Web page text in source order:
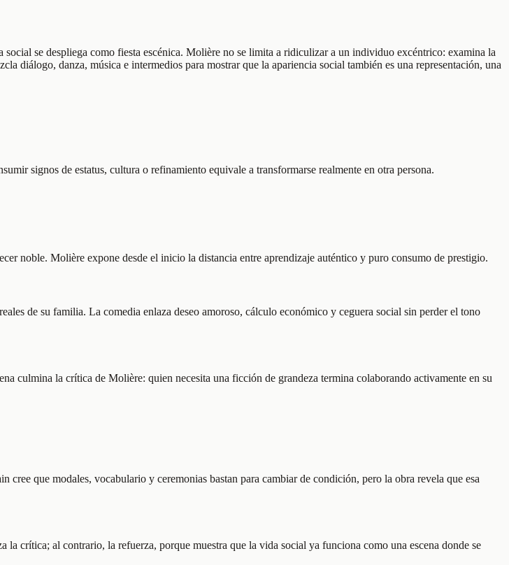
se despliega como fiesta escénica. Molière no se limita a ridiculizar a un individuo excéntrico: examina la
diálogo, danza, música e intermedios para mostrar que la apariencia social también es una representación, una
signos de estatus, cultura o refinamiento equivale a transformarse realmente en otra persona.
noble. Molière expone desde el inicio la distancia entre aprendizaje auténtico y puro consumo de prestigio.
de su familia. La comedia enlaza deseo amoroso, cálculo económico y ceguera social sin perder el tono
culmina la crítica de Molière: quien necesita una ficción de grandeza termina colaborando activamente en su
que modales, vocabulario y ceremonias bastan para cambiar de condición, pero la obra revela que esa
crítica; al contrario, la refuerza, porque muestra que la vida social ya funciona como una escena donde se